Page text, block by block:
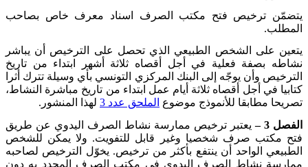
يتضمّن ترخيص فتح مكتب الصرف اسناد معرف خاص بصاحب
المطلب.
يتعين على الشخص الطبيعي الذي تحصل على الترخيص أن يباشر
نشاطه بصفة فعلية في أجل أقصاه ثلاثة أشهر ابتداء من تاريخ
الترخيص وأن يوجّه إلى البنك المركزي التونسي بأي وسيلة تترك أثرا
كتابيا في أجل أقصاه ثلاثة أيام عمل ابتداء من تاريخ مباشرة النشاط،
تصريحا مطابقا للأنموذج موضوع الملحق عدد 3 لهذا المنشور .
الفصل 3 –
يعتبر ترخيص ممارسة نشاط الصرف اليدوي عن طريق
فتح مكتب صرف شخصيا وغير قابل للتفويت. ولا يمكن للشخص
الطبيعي الواحد أن ينتفع بأكثر من ترخيص. يخوّل الترخيص لصاحبه
ممارسة نشاط الصرف اليدوي في مكتب الصرف المحدد به دون